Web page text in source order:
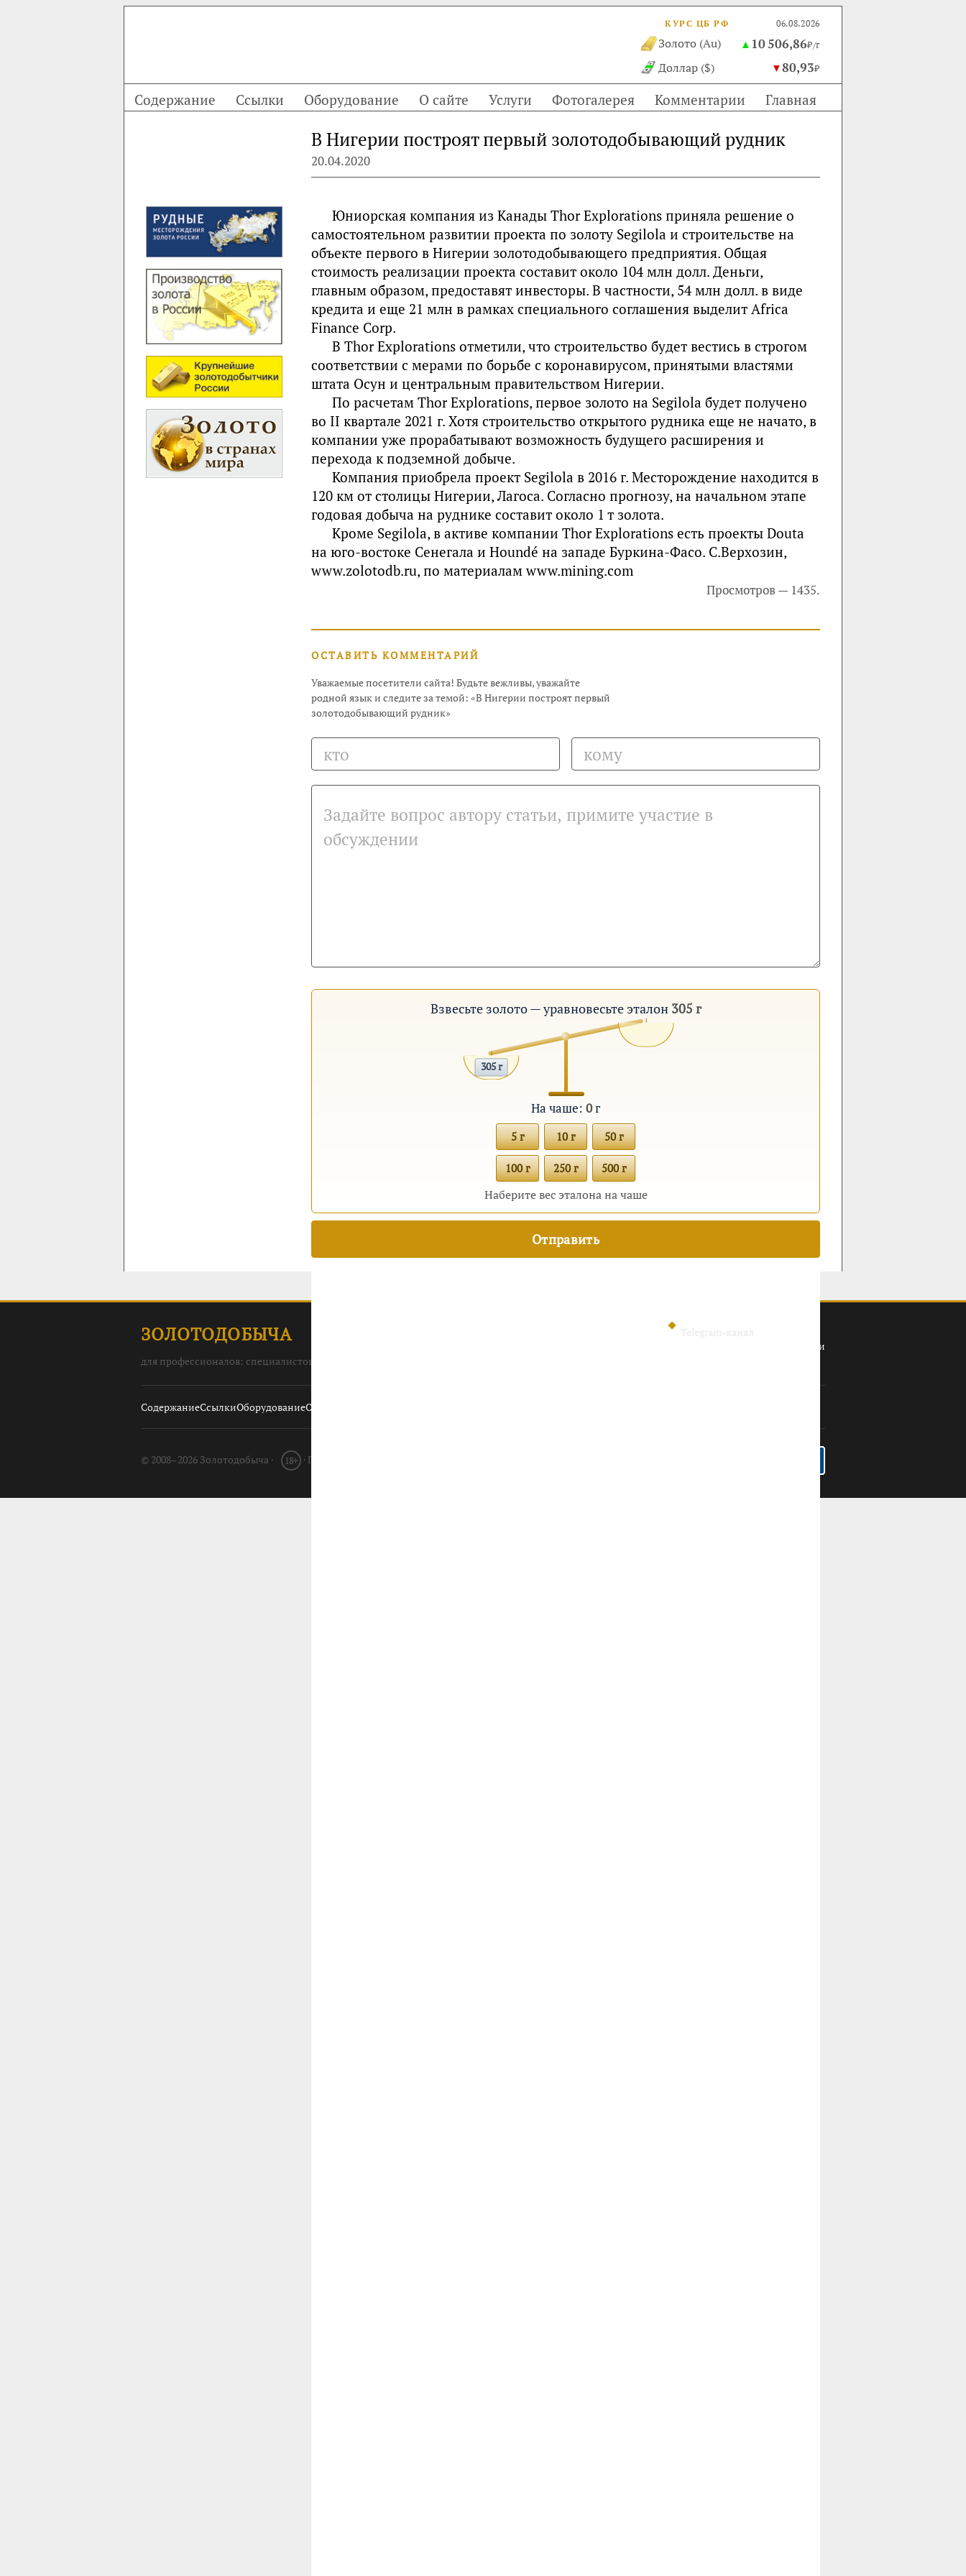
КУРС ЦБ РФ 06.08.2026
Золото (Au) ▲ 10 506,86₽/г
Доллар ($) ▼80,93₽
Содержание Ссылки Оборудование О сайте Услуги Фотогалерея Комментарии Главная
В Нигерии построят первый золотодобывающий рудник
20.04.2020
Юниорская компания из Канады Thor Explorations приняла решение о
самостоятельном развитии проекта по золоту Segilola и строительстве на
объекте первого в Нигерии золотодобывающего предприятия. Общая
стоимость реализации проекта составит около 104 млн долл. Деньги,
главным образом, предоставят инвесторы. В частности, 54 млн долл. в виде
кредита и еще 21 млн в рамках специального соглашения выделит Africa
Finance Corp.
В Thor Explorations отметили, что строительство будет вестись в строгом
соответствии с мерами по борьбе с коронавирусом, принятыми властями
штата Осун и центральным правительством Нигерии.
По расчетам Thor Explorations, первое золото на Segilola будет получено
во II квартале 2021 г. Хотя строительство открытого рудника еще не начато, в
компании уже прорабатывают возможность будущего расширения и
перехода к подземной добыче.
Компания приобрела проект Segilola в 2016 г. Месторождение находится в
120 км от столицы Нигерии, Лагоса. Согласно прогнозу, на начальном этапе
годовая добыча на руднике составит около 1 т золота.
Кроме Segilola, в активе компании Thor Explorations есть проекты Douta
на юго-востоке Сенегала и Houndé на западе Буркина-Фасо. С.Верхозин,
www.zolotodb.ru, по материалам www.mining.com
Просмотров — 1435.
ОСТАВИТЬ КОММЕНТАРИЙ
Уважаемые посетители сайта! Будьте вежливы, уважайте
родной язык и следите за темой: «В Нигерии построят первый
золотодобывающий рудник»
Взвесьте золото — уравновесьте эталон 305 г
305 г
На чаше: 0г
5 г 10 г 50 г
100 г 250 г 500 г
Наберите вес эталона на чаше
ЗОЛОТОДОБЫЧА
для профессионалов: специалистов, руководителей, инвесторов
Политика конфиденциальности
СодержаниеСсылкиОборудованиеО сайте
© 2008–2026 Золотодобыча · 18+ · При использовании материалов гиперссылка обязательна.